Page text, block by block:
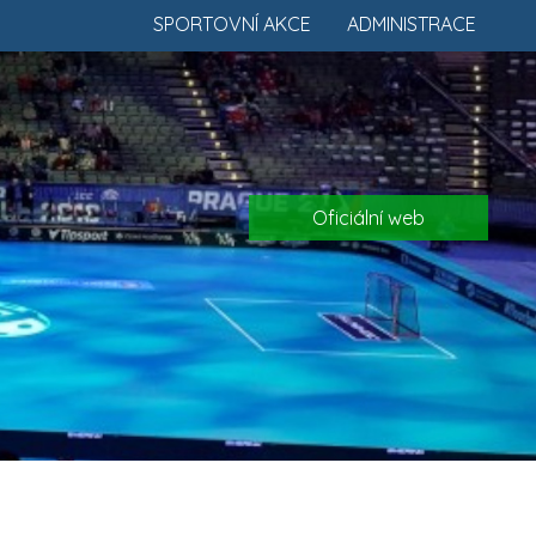
ADMINISTRACE
SPORTOVNÍ AKCE
Oficiální web